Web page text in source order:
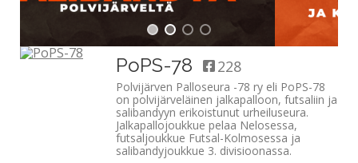
LISÄTIETOA
PoPS-78 228
Polvijärven Palloseura -78 ry eli PoPS-78
on polvijärveläinen jalkapalloon, futsaliin ja
salibandyyn erikoistunut urheiluseura.
Jalkapallojoukkue pelaa Nelosessa,
futsaljoukkue Futsal-Kolmosessa ja
salibandyjoukkue 3. divisioonassa.